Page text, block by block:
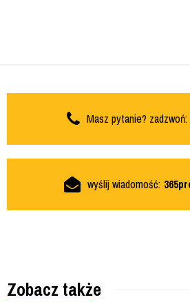
Masz pytanie? zadzwoń:
wyślij wiadomość:
Zobacz także